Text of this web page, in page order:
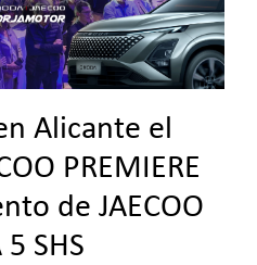
Alicante el
PREMIERE
de JAECOO
SHS